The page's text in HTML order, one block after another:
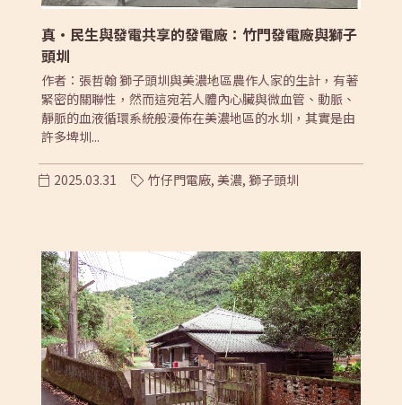
真·民生與發電共享的發電廠：竹門發電廠與獅子
頭圳
作者：張哲翰 獅子頭圳與美濃地區農作人家的生計，有著
緊密的關聯性，然而這宛若人體內心臟與微血管、動脈、
靜脈的血液循環系統般漫佈在美濃地區的水圳，其實是由
許多埤圳...
2025.03.31 竹仔門電廠, 美濃, 獅子頭圳